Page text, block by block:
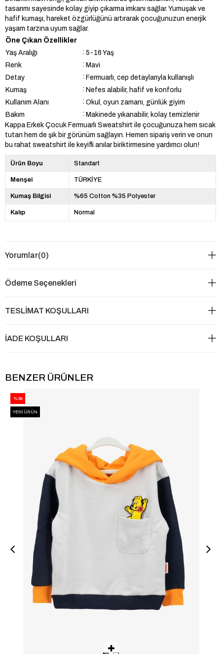
tasarımı sayesinde kolay giyip çıkarma imkanı sağlar. Yumuşak ve
hafif kumaşı, hareket özgürlüğünü artırarak çocuğunuzun enerjik
yaşam tarzına uyum sağlar.
Öne Çıkan Özellikler
Yaş Aralığı
: 5-16 Yaş
Renk
: Mavi
Detay
: Fermuarlı, cep detaylarıyla kullanışlı
Kumaş
: Nefes alabilir, hafif ve konforlu
Kullanım Alanı
: Okul, oyun zamanı, günlük giyim
Bakım
: Makinede yıkanabilir, kolay temizlenir
Kappa Erkek Çocuk Fermuarlı Sweatshirt ile çocuğunuza hem sıcak
tutan hem de şık bir görünüm sağlayın. Hemen sipariş verin ve onun
bu rahat sweatshirt ile keyifli anılar biriktirmesine yardımcı olun!
Ürün Boyu Standart
Menşei TÜRKİYE
Kumaş Bilgisi %65 Cotton %35 Polyester
Kalıp Normal
Yorumlar(0)
Ödeme Seçenekleri
TESLİMAT KOŞULLARI
İADE KOŞULLARI
BENZER ÜRÜNLER
%36
YENI ÜRÜN